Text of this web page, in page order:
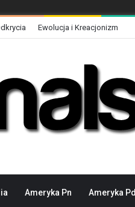
Ewolucja i Kreacjonizm
Ameryka Pn Ameryka Pd